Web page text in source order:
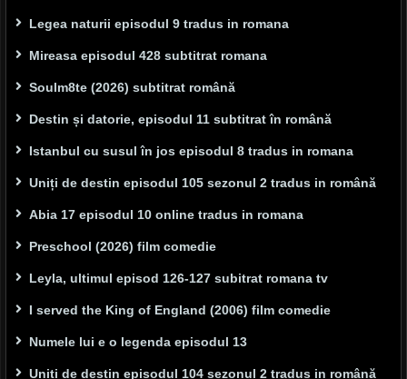
Legea naturii episodul 9 tradus in romana
Mireasa episodul 428 subtitrat romana
Soulm8te (2026) subtitrat română
Destin și datorie, episodul 11 subtitrat în română
Istanbul cu susul în jos episodul 8 tradus in romana
Uniți de destin episodul 105 sezonul 2 tradus in română
Abia 17 episodul 10 online tradus in romana
Preschool (2026) film comedie
Leyla, ultimul episod 126-127 subitrat romana tv
I served the King of England (2006) film comedie
Numele lui e o legenda episodul 13
Uniți de destin episodul 104 sezonul 2 tradus in română